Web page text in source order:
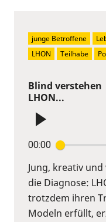
Blind verstehen
LHON...
00:00
Jung, kreativ
die Diagnose:
trotzdem ihren
Modeln erfüllt,
junge Betroffene
LHON
Teilhabe